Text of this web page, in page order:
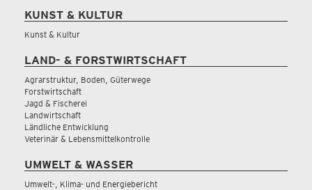
KUNST & KULTUR
Kunst & Kultur
LAND- & FORSTWIRTSCHAFT
Agrarstruktur, Boden, Güterwege
Forstwirtschaft
Jagd & Fischerei
Landwirtschaft
Ländliche Entwicklung
Veterinär & Lebensmittelkontrolle
UMWELT & WASSER
Umwelt-, Klima- und Energiebericht